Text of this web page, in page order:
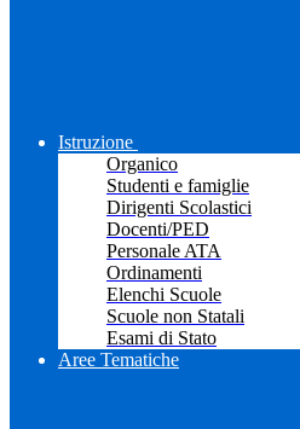
Istruzione
Organico
Studenti e famiglie
Dirigenti Scolastici
Docenti/PED
Personale ATA
Ordinamenti
Elenchi Scuole
Scuole non Statali
Esami di Stato
Aree Tematiche